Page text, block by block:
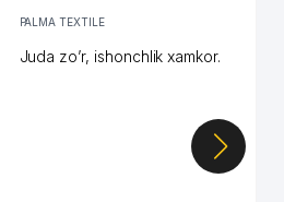
PALMA TEXTILE
Juda zo’r, ishonchlik xamkor.